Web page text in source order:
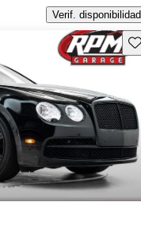
Verif. disponibilidad